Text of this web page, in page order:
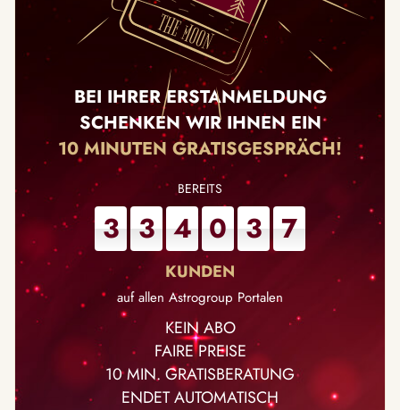
BEI IHRER ERSTANMELDUNG
SCHENKEN WIR IHNEN EIN
10 MINUTEN GRATISGESPRÄCH!
3 3 4 0 3 7
auf allen Astrogroup Portalen
KEIN ABO
FAIRE PREISE
10 MIN. GRATISBERATUNG
ENDET AUTOMATISCH